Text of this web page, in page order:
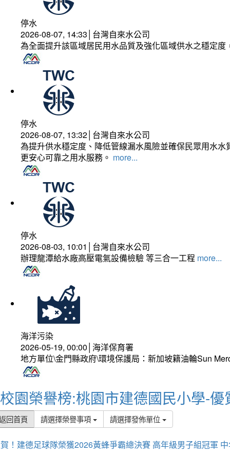
停水
2026-08-07, 14:33│台灣自來水公司
為全面提升該區域居民用水品質及強化區域供水之穩定
停水
2026-08-07, 13:32│台灣自來水公司
為提升供水穩定度、降低管線漏水風險並確保民眾用水
更安心可靠之用水服務。 more...
停水
2026-08-03, 10:01│台灣自來水公司
辦理龍潭給水廠高壓電氣設備檢驗 等三合一工程 more...
海洋污染
2026-05-19, 00:00│海洋保育署
地方單位\金門縣政府\環境保護局：新加坡籍油輪Sun
校園榮譽榜:桃園市建德國民小學-優
回首頁 請選擇榮譽事項 請選擇發佈單位
！建德足球隊榮獲2026黃蜂爭霸總決賽 高年級男子組冠軍